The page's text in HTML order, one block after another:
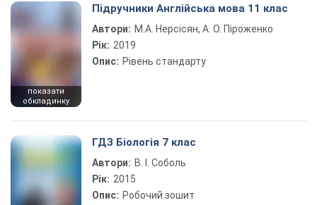
показати
обкладинку
Підручники Англійська мова 11 клас
Автори: М.А. Нерсісян, А. О. Піроженко
Рік: 2019
Опис: Рівень стандарту
ГДЗ Біологія 7 клас
Автори: В. І. Соболь
Рік: 2015
Опис: Робочий зошит